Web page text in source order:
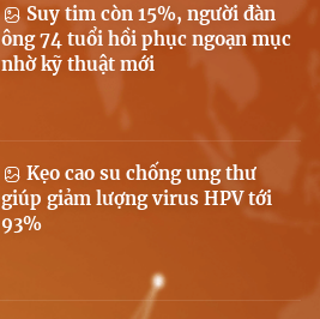
Suy tim còn 15%, người đàn
ông 74 tuổi hồi phục ngoạn mục
nhờ kỹ thuật mới
Kẹo cao su chống ung thư
giúp giảm lượng virus HPV tới
93%